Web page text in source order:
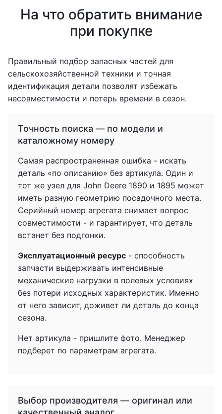
На что обратить внимание
при покупке
Правильный подбор запасных частей для
сельскохозяйственной техники и точная
идентификация детали позволят избежать
несовместимости и потерь времени в сезон.
Точность поиска — по модели и
каталожному номеру
Самая распространенная ошибка - искать
деталь «по описанию» без артикула. Один и
тот же узел для John Deere 1890 и 1895 может
иметь разную геометрию посадочного места.
Серийный номер агрегата снимает вопрос
совместимости - и гарантирует, что деталь
встанет без подгонки.
Эксплуатационный ресурс - способность
запчасти выдерживать интенсивные
механические нагрузки в полевых условиях
без потери исходных характеристик. Именно
от него зависит, доживет ли деталь до конца
сезона.
Нет артикула - пришлите фото. Менеджер
подберет по параметрам агрегата.
Выбор производителя — оригинал или